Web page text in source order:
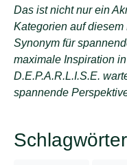
Das ist nicht nur ein
Kategorien auf
Synonym für
maximale Inspiration
D.E.P.A.R.L.I.S.E.
spannende
Schlagwörter